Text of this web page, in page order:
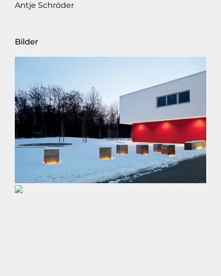
Antje Schröder
Bilder